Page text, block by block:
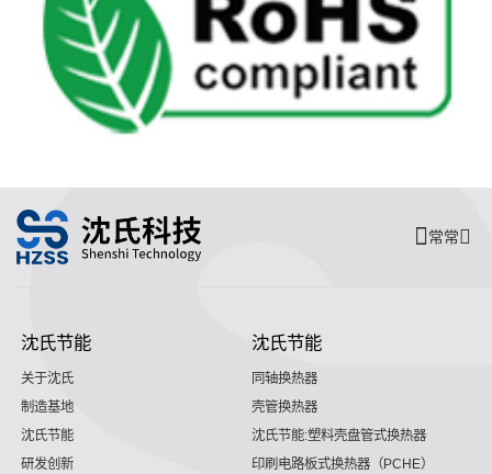
常常
沈氏节能
关于沈氏
制造基地
沈氏节能
研发创新
沈氏节能
同轴换热器
壳管换热器
沈氏节能:塑料壳盘管式换热器
印刷电路板式换热器（PCHE）